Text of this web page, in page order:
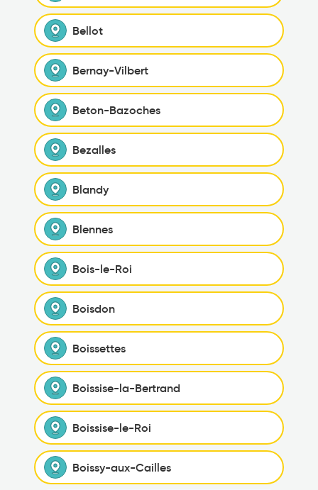
Bellot
Bernay-Vilbert
Beton-Bazoches
Bezalles
Blandy
Blennes
Bois-le-Roi
Boisdon
Boissettes
Boissise-la-Bertrand
Boissise-le-Roi
Boissy-aux-Cailles